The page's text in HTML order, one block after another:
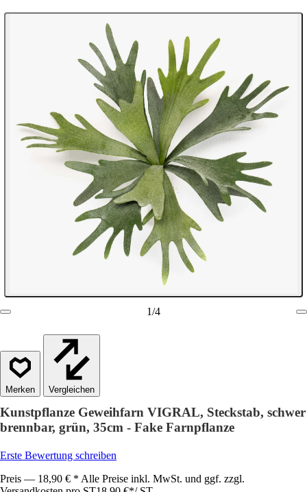
1/4
Vergleichen
Kunstpflanze Geweihfarn VIGRAL, Steckstab, schwer
brennbar, grün, 35cm - Fake Farnpflanze
Erste Bewertung schreiben
Preis — 18,90 € * Alle Preise inkl. MwSt. und ggf. zzgl.